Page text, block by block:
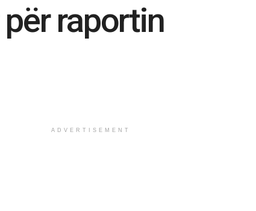
raportin
ADVERTISEMENT